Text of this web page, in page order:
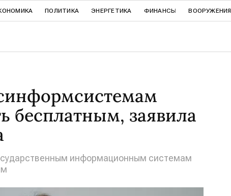
ПОЛИТИКА ЭНЕРГЕТИКА ФИНАНСЫ ВООРУЖЕНИЯ
бесплатным, заявила
информационным системам